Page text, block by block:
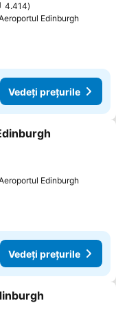
4.414
Edinburgh
Vedeți prețurile
favorite
Edinburgh
Vedeți prețurile
favorite